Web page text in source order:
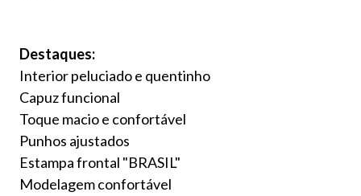
Destaques:
Interior peluciado e quentinho
Capuz funcional
Toque macio e confortável
Punhos ajustados
Estampa frontal "BRASIL"
Modelagem confortável